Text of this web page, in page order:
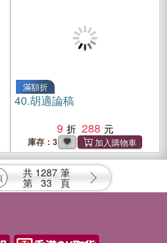
滿額折
40.胡適論稿
9
288
庫存：3
共 1287 筆
第 33 頁